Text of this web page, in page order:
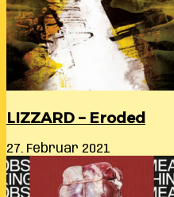
LIZZARD – Eroded
27. Februar 2021